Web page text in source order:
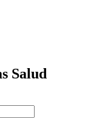
Salud